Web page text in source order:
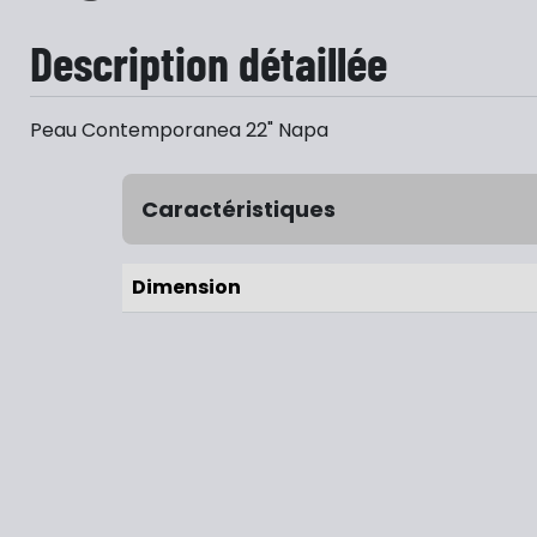
Description détaillée
Peau Contemporanea 22" Napa
Caractéristiques
Dimension